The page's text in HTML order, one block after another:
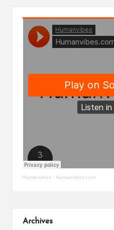
Humanvibes · Humanvibes.com
Archives